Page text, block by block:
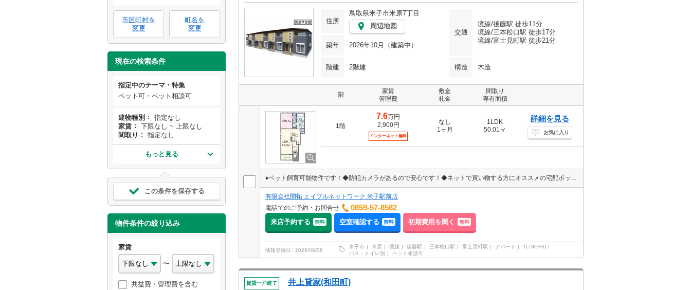
市区町村を
変更
町名を
変更
現在の検索条件
指定中のテーマ・特集
ペット可・ペット相談可
建物種別
指定なし
家賃
下限なし ~ 上限なし
間取り
指定なし
もっと見る
この条件を保存する
物件条件の絞り込み
家賃
〜
共益費・管理費を含む
住所
鳥取県米子市米原7丁目
周辺地図
交通
境線/後藤駅 徒歩11分
境線/三本松口駅 徒歩17分
境線/富士見町駅 徒歩21分
築年 2026年10月（建築中）
階建 2階建 構造 木造
階
家賃
管理費
敷金
礼金
間取り
専有面積
1階
7.6万円
2,900円
インターネット無料
なし
1ヶ月
1LDK
50.01㎡
詳細を見る
お気に入り
♦ペット飼育可能物件です！◆防犯カメラがあるので安心です！◆ネットで買い物する方にオススメの宅配ボックス！◆インターネット無料でランニングコストを抑えられます！
有限会社開拓 エイブルネットワーク 米子駅前店
電話でのご予約・お問合せ
0859-57-8582
来店予約する 無料 空室確認する 無料 初期費用を聞く 無料
情報登録日 2026/08/06
米子市 米原 境線 後藤駅 三本松口駅 富士見町駅 アパート
1LDK(+S)
バス・トイレ別
ペット相談可
賃貸一戸建て 井上貸家(和田町)